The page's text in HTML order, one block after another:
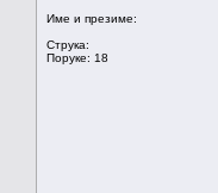
Име и презиме:
Струка:
Поруке: 18